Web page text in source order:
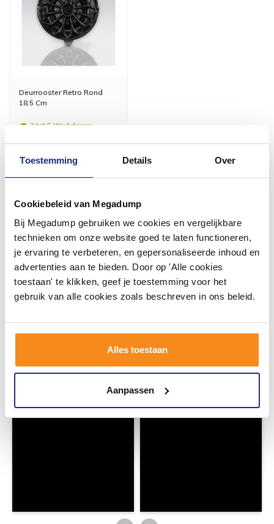
Toestemming Details Over
Cookiebeleid van Megadump
Bij Megadump gebruiken we cookies en vergelijkbare
technieken om onze website goed te laten functioneren,
je ervaring te verbeteren, en gepersonaliseerde inhoud en
advertenties aan te bieden. Door op 'Alle cookies
toestaan' te klikken, geef je toestemming voor het
gebruik van alle cookies zoals beschreven in ons beleid.
Alles toestaan
Aanpassen
Deurrooster Retro Rond
18.5 Cm
3 tot 5 Werkdagen
Meer info
#mijndroombadkamer
Wij geloven in de kracht van delen. Deel jouw
badkamer op Instagram met #mijndroombadkamer
inspirerende omgeving vol met unieke